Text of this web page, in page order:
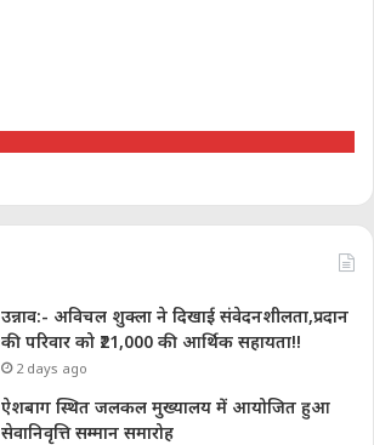
उन्नाव:- अविचल शुक्ला ने दिखाई संवेदनशीलता,प्रदान
की परिवार को ₹21,000 की आर्थिक सहायता!!
2 days ago
ऐशबाग स्थित जलकल मुख्यालय में आयोजित हुआ
सेवानिवृत्ति सम्मान समारोह